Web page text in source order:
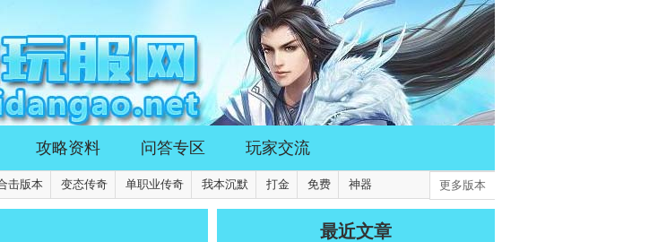
攻略资料 问答专区 玩家交流
击版本 变态传奇 单职业传奇 我本沉默 打金 免费 神器 更多版本
最近文章